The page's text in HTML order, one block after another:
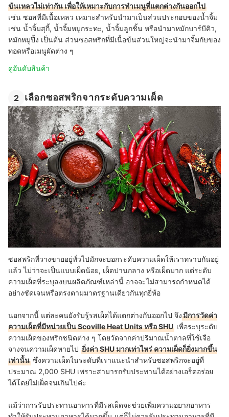
ข้นเหลวไม่เท่ากัน เพื่อให้เหมาะกับการทำเมนูที่แตกต่างกันออกไป
เช่น ซอสที่มีเนื้อเหลว เหมาะสำหรับนำมาเป็นส่วนประกอบของน้ำจิ้ม
เช่น น้ำจิ้มสุกี้, น้ำจิ้มหมูกระทะ, น้ำจิ้มลูกชิ้น หรือนำมาหมักบาร์บีคิว,
หมักหมูปิ้ง เป็นต้น ส่วนซอสพริกที่มีเนื้อข้นส่วนใหญ่จะนำมาจิ้มกับของ
ทอดหรือเมนูผัดต่าง ๆ
ดูอันดับสินค้า
2 เลือกซอสพริกจากระดับความเผ็ด
ซอสพริกที่วางขายอยู่ทั่วไปมักจะบอกระดับความเผ็ดให้เราทราบกันอยู่
แล้ว ไม่ว่าจะเป็นแบบเผ็ดน้อย, เผ็ดปานกลาง หรือเผ็ดมาก แต่ระดับ
ความเผ็ดที่ระบุลงบนผลิตภัณฑ์เหล่านี้ อาจจะไม่สามารถกำหนดได้
อย่างชัดเจนหรือตรงตามมาตรฐานเดียวกันทุกยี่ห้อ
นอกจากนี้ แต่ละคนยังรับรู้รสเผ็ดได้แตกต่างกันออกไป จึงมีการวัดค่า
ความเผ็ดที่มีหน่วยเป็น Scoville Heat Units หรือ SHU เพื่อระบุระดับ
ความเผ็ดของพริกชนิดต่าง ๆ โดยวัดจากค่าปริมาณน้ำตาลที่ใช้เจือ
จางจนความเผ็ดหายไป ยิ่งค่า SHU มากเท่าไหร่ ความเผ็ดก็ยิ่งมากขึ้น
เท่านั้น ซึ่งความเผ็ดในระดับที่เราแนะนำสำหรับซอสพริกจะอยู่ที่
ประมาณ 2,000 SHU เพราะสามารถรับประทานได้อย่างเอร็ดอร่อย
ได้โดยไม่เผ็ดจนเกินไปค่ะ
แม้ว่าการรับประทานอาหารที่มีรสเผ็ดจะช่วยเพิ่มความอยากอาหาร